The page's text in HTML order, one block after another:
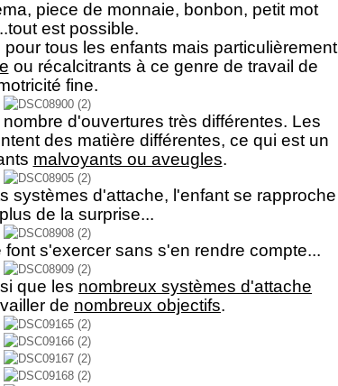
piece de monnaie, bonbon, petit mot
est possible.
tous les enfants mais particulièrement
ou récalcitrants à ce genre de travail de
fine.
d'ouvertures très différentes. Les
des matière différentes, ce qui est un
malvoyants ou aveugles.
systèmes d'attache, l'enfant se rapproche
de la surprise...
s'exercer sans s'en rendre compte...
que les nombreux systèmes d'attache
de nombreux objectifs.